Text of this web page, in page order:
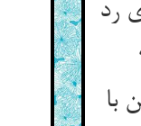
رد
با